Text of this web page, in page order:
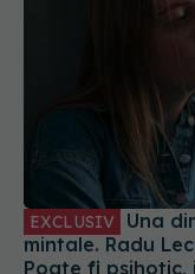
EXCLUSIV
mintale. Radu
Poate fi psihotic,